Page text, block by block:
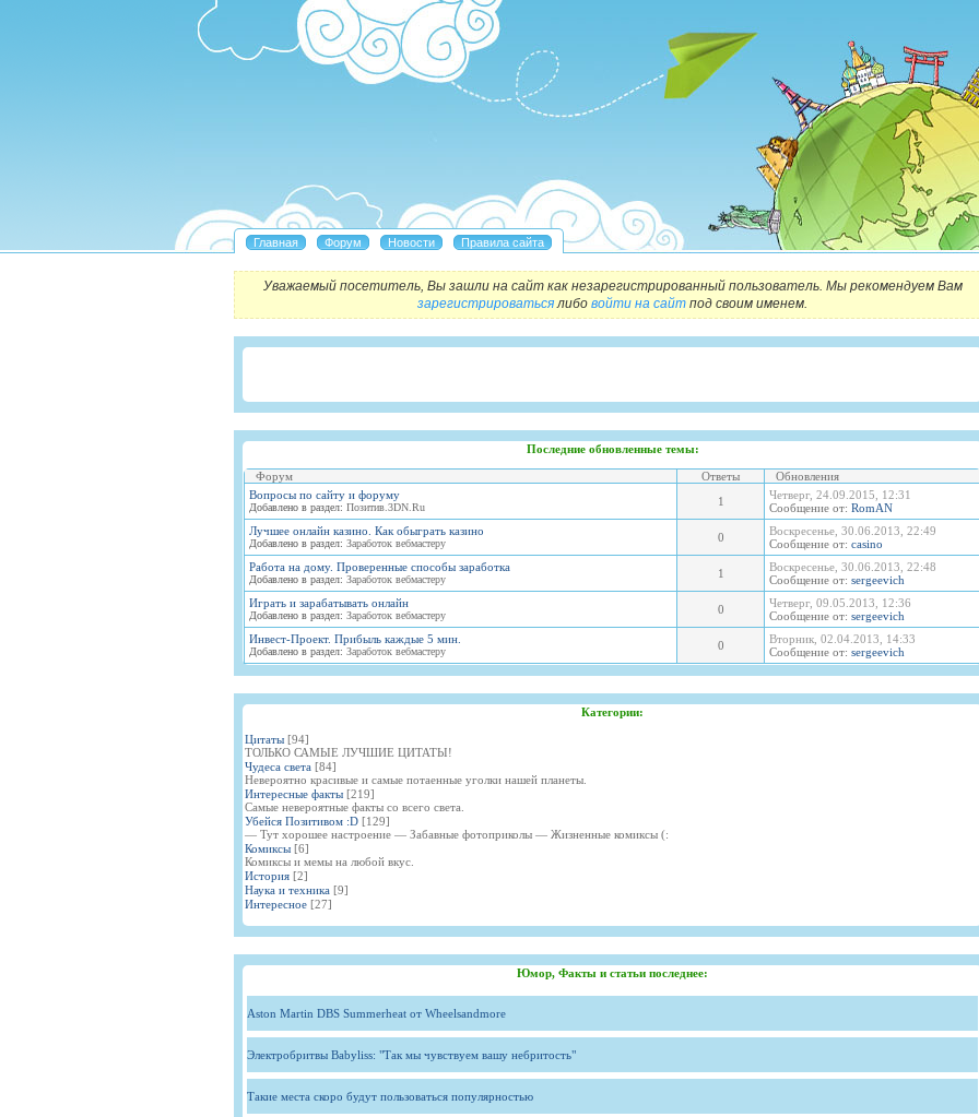
Уважаемый посетитель, Вы зашли на сайт как незарегистрированный пользователь. Мы рекомендуем Вам
зарегистрироватьсялибо войти на сайт под своим именем.
Последние обновленные темы:
Форум Ответы
Обновления
Вопросы по сайту и форуму
Добавлено в раздел: Позитив.3DN.Ru 1
Четверг, 24.09.2015, 12:31
Сообщение от: RomAN
Лучшее онлайн казино. Как обыграть казино
Добавлено в раздел: Заработок вебмастеру 0
Воскресенье, 30.06.2013, 22:49
Сообщение от: casino
Работа на дому. Проверенные способы заработка
Добавлено в раздел: Заработок вебмастеру 1
Воскресенье, 30.06.2013, 22:48
Сообщение от: sergeevich
Играть и зарабатывать онлайн
Добавлено в раздел: Заработок вебмастеру 0
Четверг, 09.05.2013, 12:36
Сообщение от: sergeevich
Инвест-Проект. Прибыль каждые 5 мин.
Добавлено в раздел: Заработок вебмастеру 0
Вторник, 02.04.2013, 14:33
Сообщение от: sergeevich
Категории:
Цитаты [94]
ТОЛЬКО САМЫЕ ЛУЧШИЕ ЦИТАТЫ!
Чудеса света [84]
Невероятно красивые и самые потаенные уголки нашей планеты.
Интересные факты [219]
Самые невероятные факты со всего света.
Убейся Позитивом :D [129]
— Тут хорошее настроение — Забавные фотоприколы — Жизненные комиксы (:
Комиксы [6]
Комиксы и мемы на любой вкус.
История [2]
Наука и техника [9]
Интересное [27]
Юмор, Факты и статьи последнее:
Aston Martin DBS Summerheat от Wheelsandmore
Электробритвы Babyliss: "Так мы чувствуем вашу небритость"
Такие места скоро будут пользоваться популярностью